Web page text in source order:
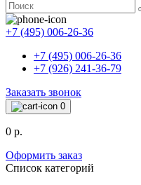
+7 (495) 006-26-36
+7 (495) 006-26-36
+7 (926) 241-36-79
Заказать звонок
0
0 р.
Оформить заказ
Список категорий